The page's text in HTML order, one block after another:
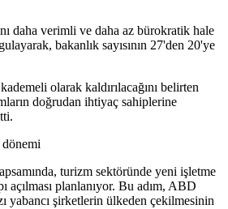
daha verimli ve daha az bürokratik hale
bakanlık sayısının 27'den 20'ye
olarak kaldırılacağını belirten
doğrudan ihtiyaç sahiplerine
turizm sektöründe yeni işletme
açılması planlanıyor. Bu adım, ABD
yabancı şirketlerin ülkeden çekilmesinin